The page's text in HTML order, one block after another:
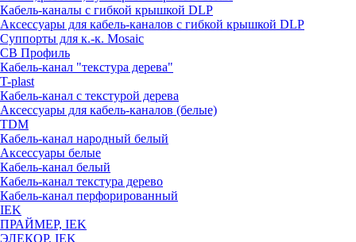
Кабель-каналы с гибкой крышкой DLP
Аксессуары для кабель-каналов с гибкой крышкой DLP
Суппорты для к.-к. Mosaic
СВ Профиль
Кабель-канал "текстура дерева"
T-plast
Кабель-канал с текстурой дерева
Аксессуары для кабель-каналов (белые)
TDM
Кабель-канал народный белый
Аксессуары белые
Кабель-канал белый
Кабель-канал текстура дерево
Кабель-канал перфорированный
IEK
ПРАЙМЕР, IEK
ЭЛЕКОР, IEK